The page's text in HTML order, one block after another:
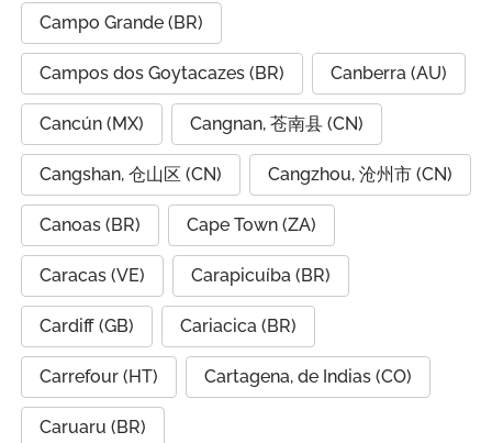
Campo Grande (BR)
Campos dos Goytacazes (BR) Canberra (AU)
Cancún (MX) Cangnan, 苍南县 (CN)
Cangshan, 仓山区 (CN) Cangzhou, 沧州市 (CN)
Canoas (BR) Cape Town (ZA)
Caracas (VE) Carapicuíba (BR)
Cardiff (GB) Cariacica (BR)
Carrefour (HT) Cartagena, de Indias (CO)
Caruaru (BR)